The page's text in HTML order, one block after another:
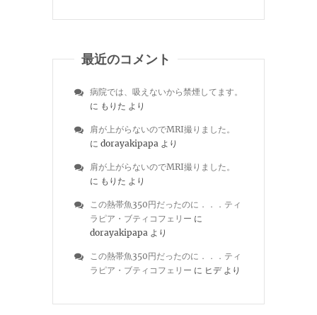
最近のコメント
病院では、吸えないから禁煙してます。
に もりた より
肩が上がらないのでMRI撮りました。
に dorayakipapa より
肩が上がらないのでMRI撮りました。
に もりた より
この熱帯魚350円だったのに．．．ティ
ラピア・ブティコフェリー に
dorayakipapa より
この熱帯魚350円だったのに．．．ティ
ラピア・ブティコフェリー に ヒデより